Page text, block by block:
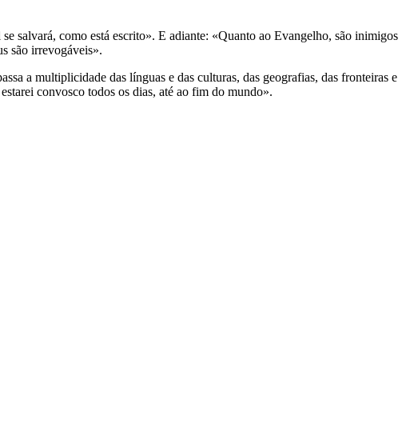
salvará, como está escrito». E adiante: «Quanto ao Evangelho, são inimigos
são irrevogáveis».
a multiplicidade das línguas e das culturas, das geografias, das fronteiras e
convosco todos os dias, até ao fim do mundo».